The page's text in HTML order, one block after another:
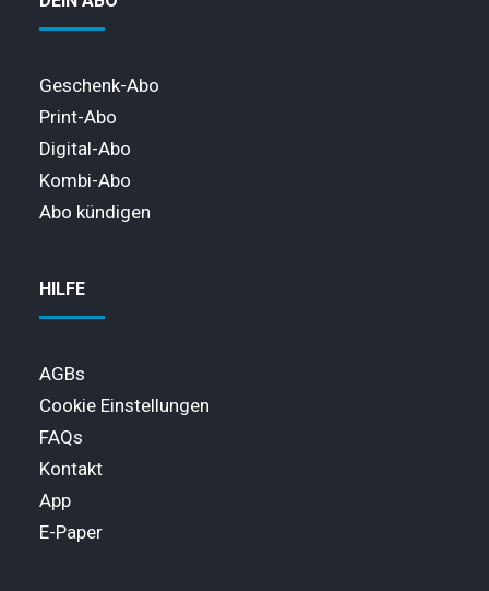
Geschenk-Abo
Print-Abo
Digital-Abo
Kombi-Abo
Abo kündigen
HILFE
AGBs
Cookie Einstellungen
FAQs
Kontakt
App
E-Paper